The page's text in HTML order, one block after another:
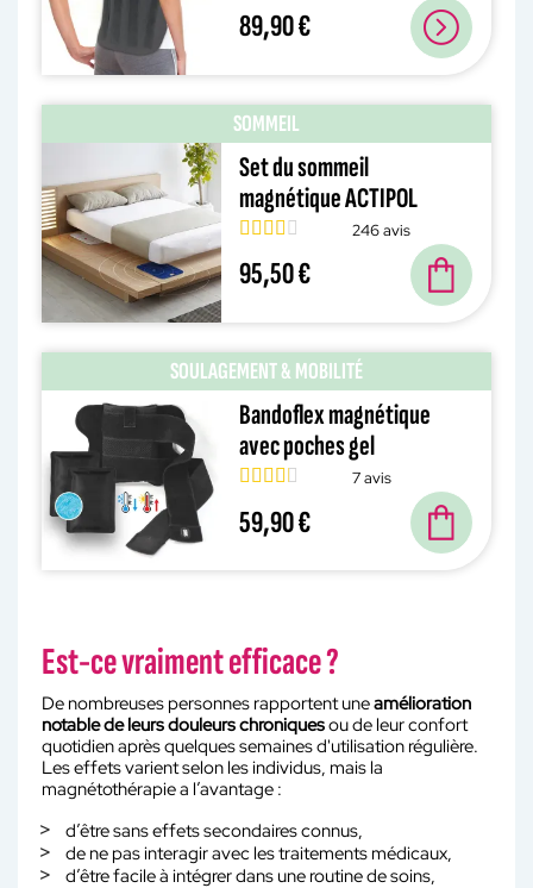
89,90 €
SOMMEIL
Set du sommeil
magnétique ACTIPOL
246 avis
95,50 €
SOULAGEMENT & MOBILITÉ
Bandoflex magnétique
avec poches gel
7 avis
59,90 €
Est-ce vraiment efficace ?
De nombreuses personnes rapportent uneamélioration
notable de leurs douleurs chroniquesou de leur confort
quotidien après quelques semaines d'utilisation régulière.
Les effets varient selon les individus, mais la
magnétothérapie a l’avantage :
d’être sans effets secondaires connus,
de ne pas interagir avec les traitements médicaux,
d’être facile à intégrer dans une routine de soins,